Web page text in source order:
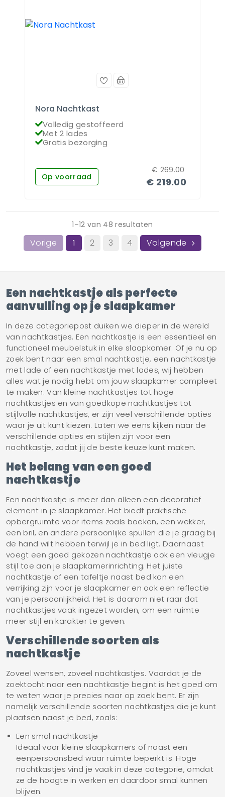
Nora Nachtkast
Volledig gestoffeerd
Met 2 lades
Gratis bezorging
Op voorraad € 219.00
€269.00
1–12 van 48 resultaten
Vorige 1 2 3 4 Volgende
Een nachtkastje als perfecte
aanvulling op je slaapkamer
In deze categoriepost duiken we dieper in de wereld
van nachtkastjes. Een nachtkastje is een essentieel en
functioneel meubelstuk in elke slaapkamer. Of je nu op
zoek bent naar een smal nachtkastje, een nachtkastje
met lade of een nachtkastje met lades, wij hebben
alles wat je nodig hebt om jouw slaapkamer compleet
te maken. Van kleine nachtkastjes tot hoge
nachtkastjes en van goedkope nachtkastjes tot
stijlvolle nachtkastjes, er zijn veel verschillende opties
waar je uit kunt kiezen. Laten we eens kijken naar de
verschillende opties en stijlen zijn voor een
nachtkastje, zodat jij de beste keuze kunt maken.
Het belang van een goed
nachtkastje
Een nachtkastje is meer dan alleen een decoratief
element in je slaapkamer. Het biedt praktische
opbergruimte voor items zoals boeken, een wekker,
een bril, en andere persoonlijke spullen die je graag bij
de hand wilt hebben terwijl je in bed ligt. Daarnaast
voegt een goed gekozen nachtkastje ook een vleugje
stijl toe aan je slaapkamerinrichting. Het juiste
nachtkastje of een tafeltje naast bed kan een
verrijking zijn voor je slaapkamer en ook een reflectie
van je persoonlijkheid. Het is daarom niet raar dat
nachtkastjes vaak ingezet worden, om een ruimte
meer stijl en karakter te geven.
Verschillende soorten als
nachtkastje
Zoveel wensen, zoveel nachtkastjes. Voordat je de
zoektocht naar een nachtkastje begint is het goed om
te weten waar je precies naar op zoek bent. Er zijn
namelijk verschillende soorten nachtkastjes die je kunt
plaatsen naast je bed, zoals:
Een smal nachtkastje
Ideaal voor kleine slaapkamers of naast een
eenpersoonsbed waar ruimte beperkt is. Hoge
nachtkastjes vind je vaak in deze categorie, omdat
ze de hoogte in werken en daardoor smal kunnen
blijven.